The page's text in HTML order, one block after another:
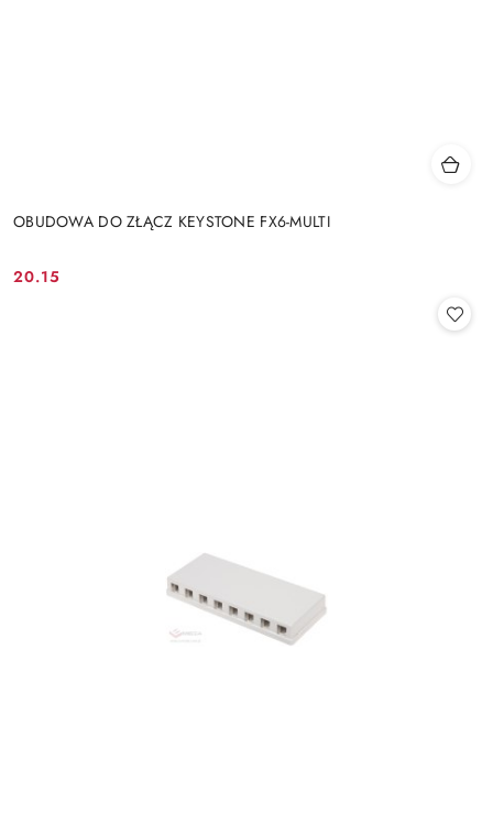
OBUDOWA DO ZŁĄCZ KEYSTONE FX6-MULTI
Cena:
20.15